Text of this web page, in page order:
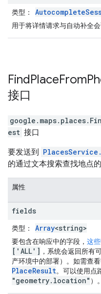
类型 ：
用于将详情请求与自动补全
FindPlaceFrom
接口
google.maps.places.
est 接口
要发送到
的通过文本搜索查找地点的
属性
fields
类型 ： Array<string>
要包含在响应中的字段， 这
['ALL'] ，系统会返回所有
产环境中的部署）。如需查
PlaceResult。可以使用点
"geometry.location" ）。